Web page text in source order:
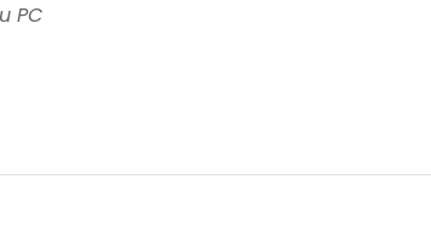
PC